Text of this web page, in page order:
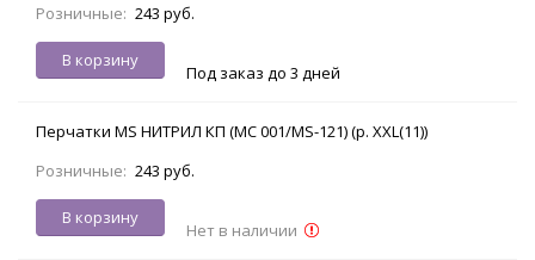
Розничные: 243 руб.
В корзину
Под заказ до 3 дней
Перчатки MS НИТРИЛ КП (MC 001/MS-121) (р. XXL(11))
Розничные: 243 руб.
В корзину
Нет в наличии